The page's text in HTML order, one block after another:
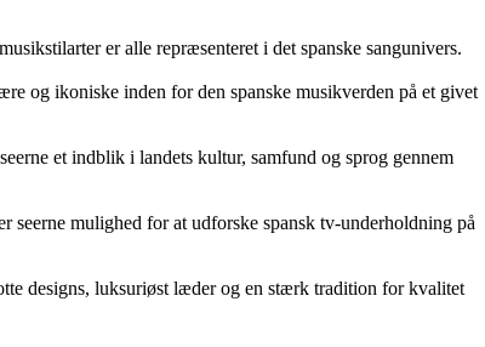
er alle repræsenteret i det spanske sangunivers.
og ikoniske inden for den spanske musikverden på et givet
et indblik i landets kultur, samfund og sprog gennem
mulighed for at udforske spansk tv-underholdning på
designs, luksuriøst læder og en stærk tradition for kvalitet